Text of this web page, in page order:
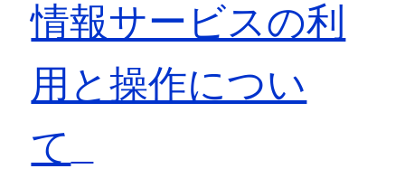
情報サービスの利
用と操作につい
て